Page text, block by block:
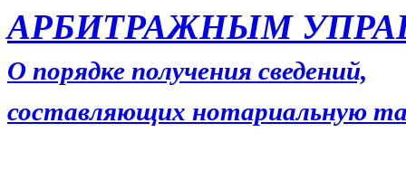
АРБИТРАЖНЫМ
О порядке получения сведений,
составляющих нотариальную